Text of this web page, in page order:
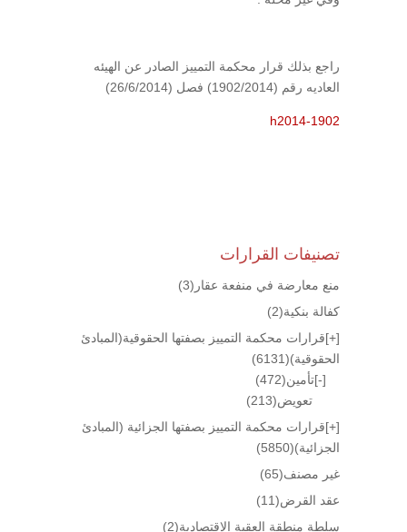
راجع بذلك قرار محكمة التمييز الصادر عن الهيئه
العاديه رقم (1902/2014) فصل (26/6/2014)
h2014-1902
تصنيفات القرارات
منع معارضة في منفعة عقار (3)
كفالة بنكية(2)
[+]قرارات محكمة التمييز بصفتها الحقوقية(المبادئ
الحقوقية)(6131)
[-]تأمين(472)
تعويض(213)
[+]قرارات محكمة التمييز بصفتها الجزائية (المبادئ
الجزائية)(5850)
غير مصنف(65)
عقد القرض(11)
سلطة منطقة العقبة الإقتصادية(2)